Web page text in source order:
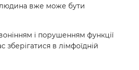
людина вже може бути
і порушенням функції
в лімфоїдній